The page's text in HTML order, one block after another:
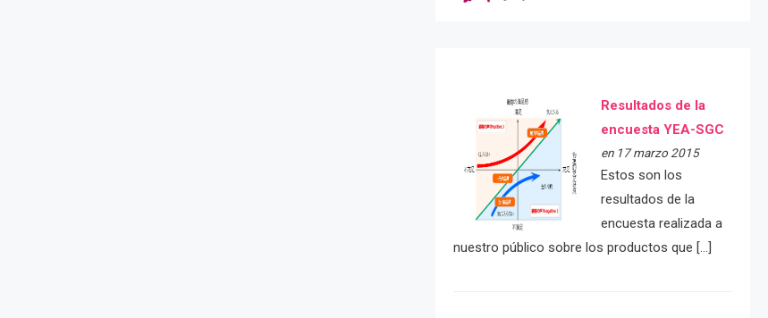
Resultados de la
encuesta YEA-SGC
en 17 marzo 2015
Estos son los
resultados de la
encuesta realizada a
nuestro público sobre los productos que […]